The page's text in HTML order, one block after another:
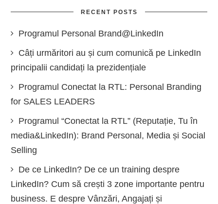
RECENT POSTS
Programul Personal Brand@LinkedIn
Câți urmăritori au și cum comunică pe LinkedIn
principalii candidați la prezidențiale
Programul Conectat la RTL: Personal Branding
for SALES LEADERS
Programul “Conectat la RTL” (Reputație, Tu în
media&LinkedIn): Brand Personal, Media și Social
Selling
De ce LinkedIn? De ce un training despre
LinkedIn? Cum să crești 3 zone importante pentru
business. E despre Vânzări, Angajați și